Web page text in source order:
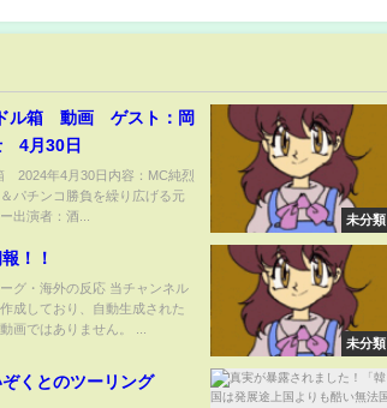
ル箱 動画 ゲスト：岡
4月30日
2024年4月30日内容：MC純烈
パチンコ勝負を繰り広げる元
出演者：酒...
未分類
！！
グ・海外の反応 当チャンネル
成しており、自動生成された
画ではありません。 ...
未分類
くとのツーリング